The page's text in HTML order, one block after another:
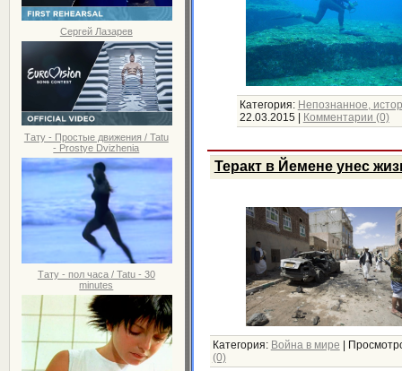
Сергей Лазарев
Тату - Простые движения / Tatu
- Prostye Dvizhenia
Тату - пол часа / Tatu - 30
minutes
Категория: Непознанное,
22.03.2015 | Комментарии (0)
Теракт в Йемене унес
Категория: Война в мире
(0)